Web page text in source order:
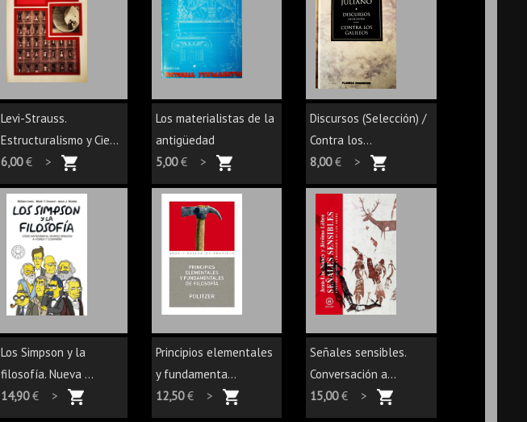
Levi-Strauss.
Estructuralismo y Cie...
6,00€ >
Los materialistas de la
antigüedad
5,00€ >
Discursos (Selección) /
Contra los...
8,00€ >
Los Simpson y la
filosofía. Nueva ...
14,90€ >
Principios elementales
y fundamenta...
12,50€ >
Señales sensibles.
Conversación a...
15,00€ >